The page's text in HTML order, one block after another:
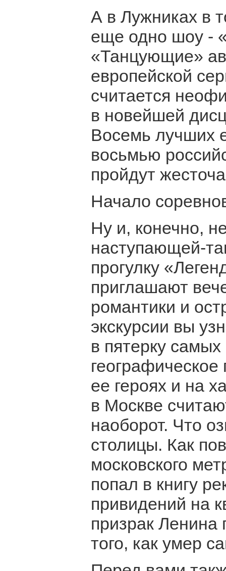
А в Лужниках в
еще одно шоу -
«Танцующие»
европейской
считается
в новейшей
Восемь лучших
восьмью
пройдут
Начало
Ну и, конечно,
наступающей-
прогулку
приглашают
романтики и
экскурсии вы
в пятерку
ее героях и на
в Москве
наоборот. Что
столицы. Как
московского
попал в книгу
привидений на
призрак Ленина
того, как умер